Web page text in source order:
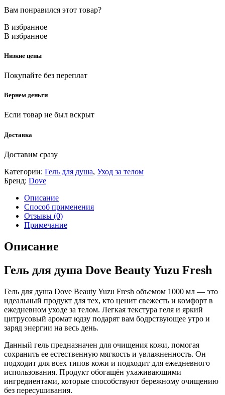
Вам понравился этот товар?
В избранное
В избранное
Низкие цены
Покупайте без переплат
Вернем деньги
Если товар не был вскрыт
Доставка
Доставим сразу
Категории: Гель для душа, Уход за телом
Бренд: Dove
Описание
Способ применения
Отзывы (0)
Примечание
Описание
Гель для душа Dove Beauty Yuzu Fresh
Гель для душа Dove Beauty Yuzu Fresh объемом 1000 мл — это
идеальный продукт для тех, кто ценит свежесть и комфорт в
ежедневном уходе за телом. Легкая текстура геля и яркий
цитрусовый аромат юдзу подарят вам бодрствующее утро и
заряд энергии на весь день.
Данный гель предназначен для очищения кожи, помогая
сохранить ее естественную мягкость и увлажненность. Он
подходит для всех типов кожи и подходит для ежедневного
использования. Продукт обогащён ухаживающими
ингредиентами, которые способствуют бережному очищению
без пересушивания.